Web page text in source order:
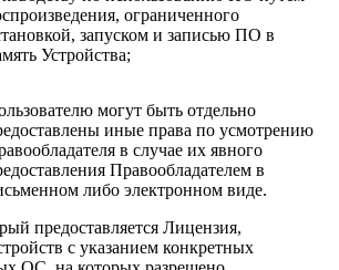
ограниченного
запуском и записью ПО в
Устройства;
могут быть отдельно
иные права по усмотрению
в случае их явного
Правообладателем в
либо электронном виде.
предоставляется Лицензия,
с указанием конкретных